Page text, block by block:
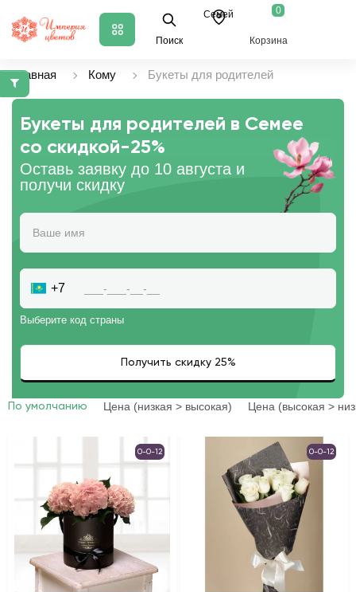
Поиск
Семей 0
Корзина
Главная Кому Букеты для родителей
Букеты для родителей в Семее
со скидкой-25%
Оставь заявку до 10 августа и
получи скидку
+7
Выберите код страны
По умолчанию Цена (низкая > высокая) Цена (высокая >
0-0-12 0-0-12